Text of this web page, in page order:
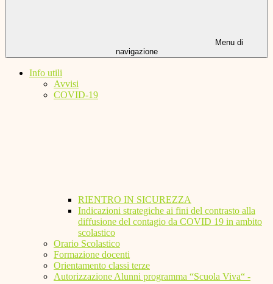
Menu di
navigazione
Info utili
Avvisi
COVID-19
RIENTRO IN SICUREZZA
Indicazioni strategiche ai fini del contrasto alla
diffusione del contagio da COVID 19 in ambito
scolastico
Orario Scolastico
Formazione docenti
Orientamento classi terze
Autorizzazione Alunni programma “Scuola Viva“ -